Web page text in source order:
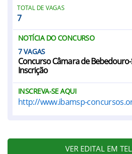
TOTAL DE VAGAS
7
NOTÍCIA DO CONCURSO
7
Concurso Câmara de Bebedouro-
Inscrição
INSCREVA-SE AQUI
http://www.ibamsp-
VER EDITAL EM